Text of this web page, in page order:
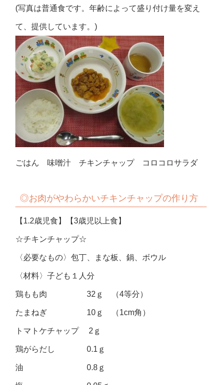
(写真は普通食です。年齢によって盛り付け量を変え
て、提供しています。)
ごはん 味噌汁 チキンチャップ コロコロサラダ
◎お肉がやわらかいチキンチャップの作り方
【1.2歳児食】【3歳児以上食】
☆チキンチャップ☆
〈必要なもの〉包丁、まな板、鍋、ボウル
〈材料〉子ども１人分
鶏もも肉 32ｇ （4等分）
たまねぎ 10ｇ （1cm角）
トマトケチャップ 2ｇ
鶏がらだし 0.1ｇ
油 0.8ｇ